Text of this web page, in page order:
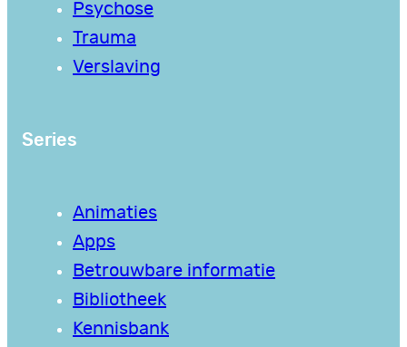
Psychose
Trauma
Verslaving
Series
Animaties
Apps
Betrouwbare informatie
Bibliotheek
Kennisbank